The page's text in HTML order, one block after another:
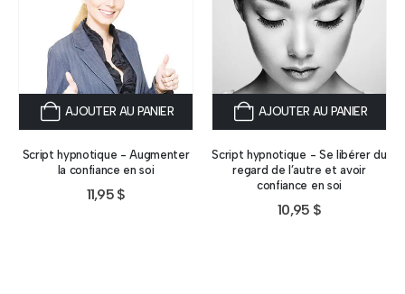
AJOUTER AU PANIER
Script hypnotique - Augmenter
la confiance en soi
11,95 $
AJOUTER AU PANIER
Script hypnotique - Se libérer du
regard de l’autre et avoir
confiance en soi
10,95 $